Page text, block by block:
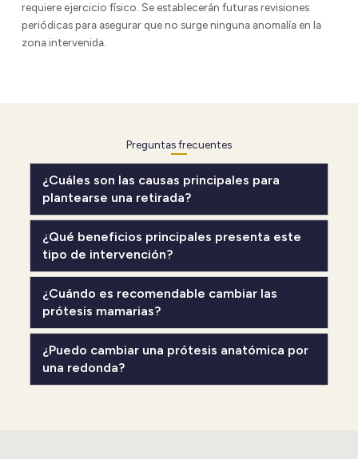
requiere ejercicio físico. Se establecerán futuras revisiones
periódicas para asegurar que no surge ninguna anomalía en la
zona intervenida.
Preguntas frecuentes
¿Cuáles son las causas principales para
plantearse una retirada?
¿Qué beneficios principales presenta este
tipo de intervención?
¿Cuándo es recomendable cambiar las
prótesis mamarias?
¿Puedo cambiar una prótesis anatómica por
una redonda?